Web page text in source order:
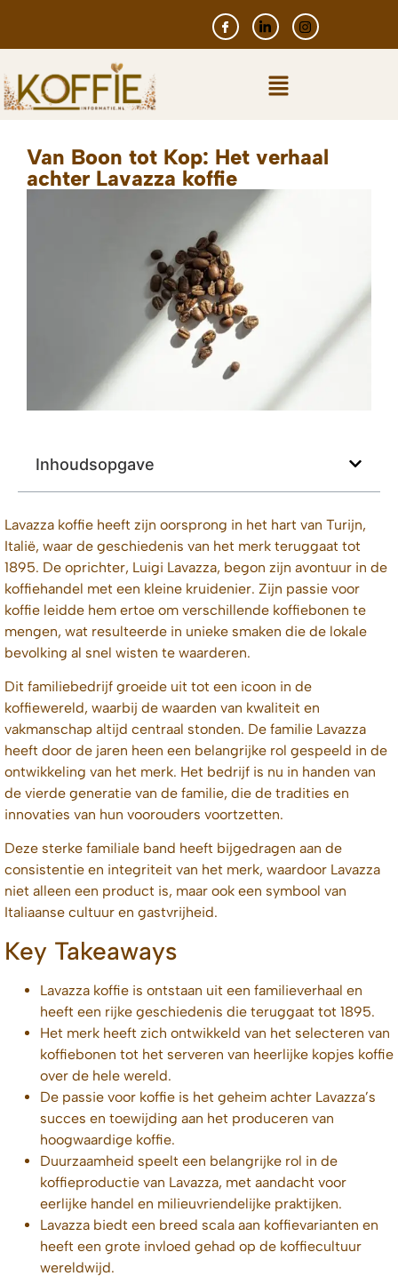
Van Boon tot Kop: Het verhaal
achter Lavazza koffie
Inhoudsopgave
Lavazza koffie heeft zijn oorsprong in het hart van Turijn,
Italië, waar de geschiedenis van het merk teruggaat tot
1895. De oprichter, Luigi Lavazza, begon zijn avontuur in de
koffiehandel met een kleine kruidenier. Zijn passie voor
koffie leidde hem ertoe om verschillende koffiebonen te
mengen, wat resulteerde in unieke smaken die de lokale
bevolking al snel wisten te waarderen.
Dit familiebedrijf groeide uit tot een icoon in de
koffiewereld, waarbij de waarden van kwaliteit en
vakmanschap altijd centraal stonden. De familie Lavazza
heeft door de jaren heen een belangrijke rol gespeeld in de
ontwikkeling van het merk. Het bedrijf is nu in handen van
de vierde generatie van de familie, die de tradities en
innovaties van hun voorouders voortzetten.
Deze sterke familiale band heeft bijgedragen aan de
consistentie en integriteit van het merk, waardoor Lavazza
niet alleen een product is, maar ook een symbool van
Italiaanse cultuur en gastvrijheid.
Key Takeaways
Lavazza koffie is ontstaan uit een familieverhaal en
heeft een rijke geschiedenis die teruggaat tot 1895.
Het merk heeft zich ontwikkeld van het selecteren van
koffiebonen tot het serveren van heerlijke kopjes koffie
over de hele wereld.
De passie voor koffie is het geheim achter Lavazza’s
succes en toewijding aan het produceren van
hoogwaardige koffie.
Duurzaamheid speelt een belangrijke rol in de
koffieproductie van Lavazza, met aandacht voor
eerlijke handel en milieuvriendelijke praktijken.
Lavazza biedt een breed scala aan koffievarianten en
heeft een grote invloed gehad op de koffiecultuur
wereldwijd.